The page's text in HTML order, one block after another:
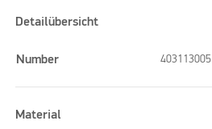
Detailübersicht
Number 403113005
Material